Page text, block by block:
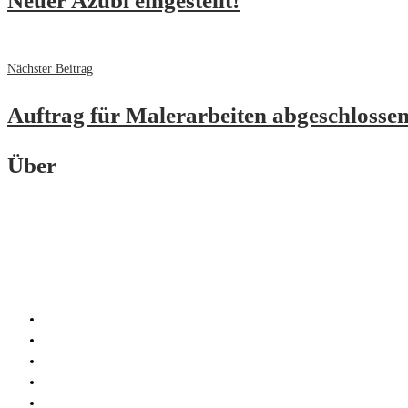
Nächster Beitrag
Auftrag für Malerarbeiten
Über